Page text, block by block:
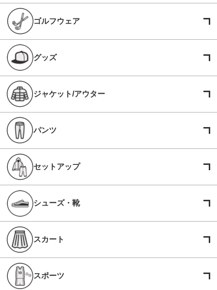
ゴルフウェア
グッズ
ジャケット/アウター
パンツ
セットアップ
シューズ・靴
スカート
スポーツ